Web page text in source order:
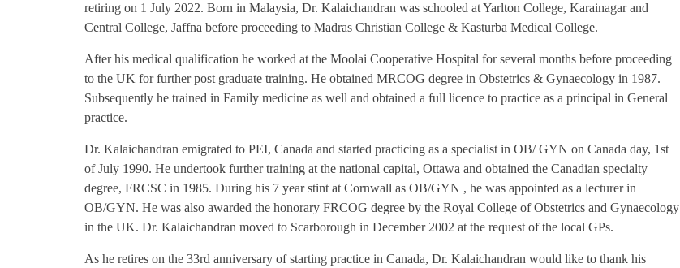
retiring on 1 July 2022. Born in Malaysia, Dr. Kalaichandran was schooled at Yarlton College, Karainagar and
Central College, Jaffna before proceeding to Madras Christian College & Kasturba Medical College.
After his medical qualification he worked at the Moolai Cooperative Hospital for several months before proceeding
to the UK for further post graduate training. He obtained MRCOG degree in Obstetrics & Gynaecology in 1987.
Subsequently he trained in Family medicine as well and obtained a full licence to practice as a principal in General
practice.
Dr. Kalaichandran emigrated to PEI, Canada and started practicing as a specialist in OB/ GYN on Canada day, 1st
of July 1990. He undertook further training at the national capital, Ottawa and obtained the Canadian specialty
degree, FRCSC in 1985. During his 7 year stint at Cornwall as OB/GYN , he was appointed as a lecturer in
OB/GYN. He was also awarded the honorary FRCOG degree by the Royal College of Obstetrics and Gynaecology
in the UK. Dr. Kalaichandran moved to Scarborough in December 2002 at the request of the local GPs.
As he retires on the 33rd anniversary of starting practice in Canada, Dr. Kalaichandran would like to thank his